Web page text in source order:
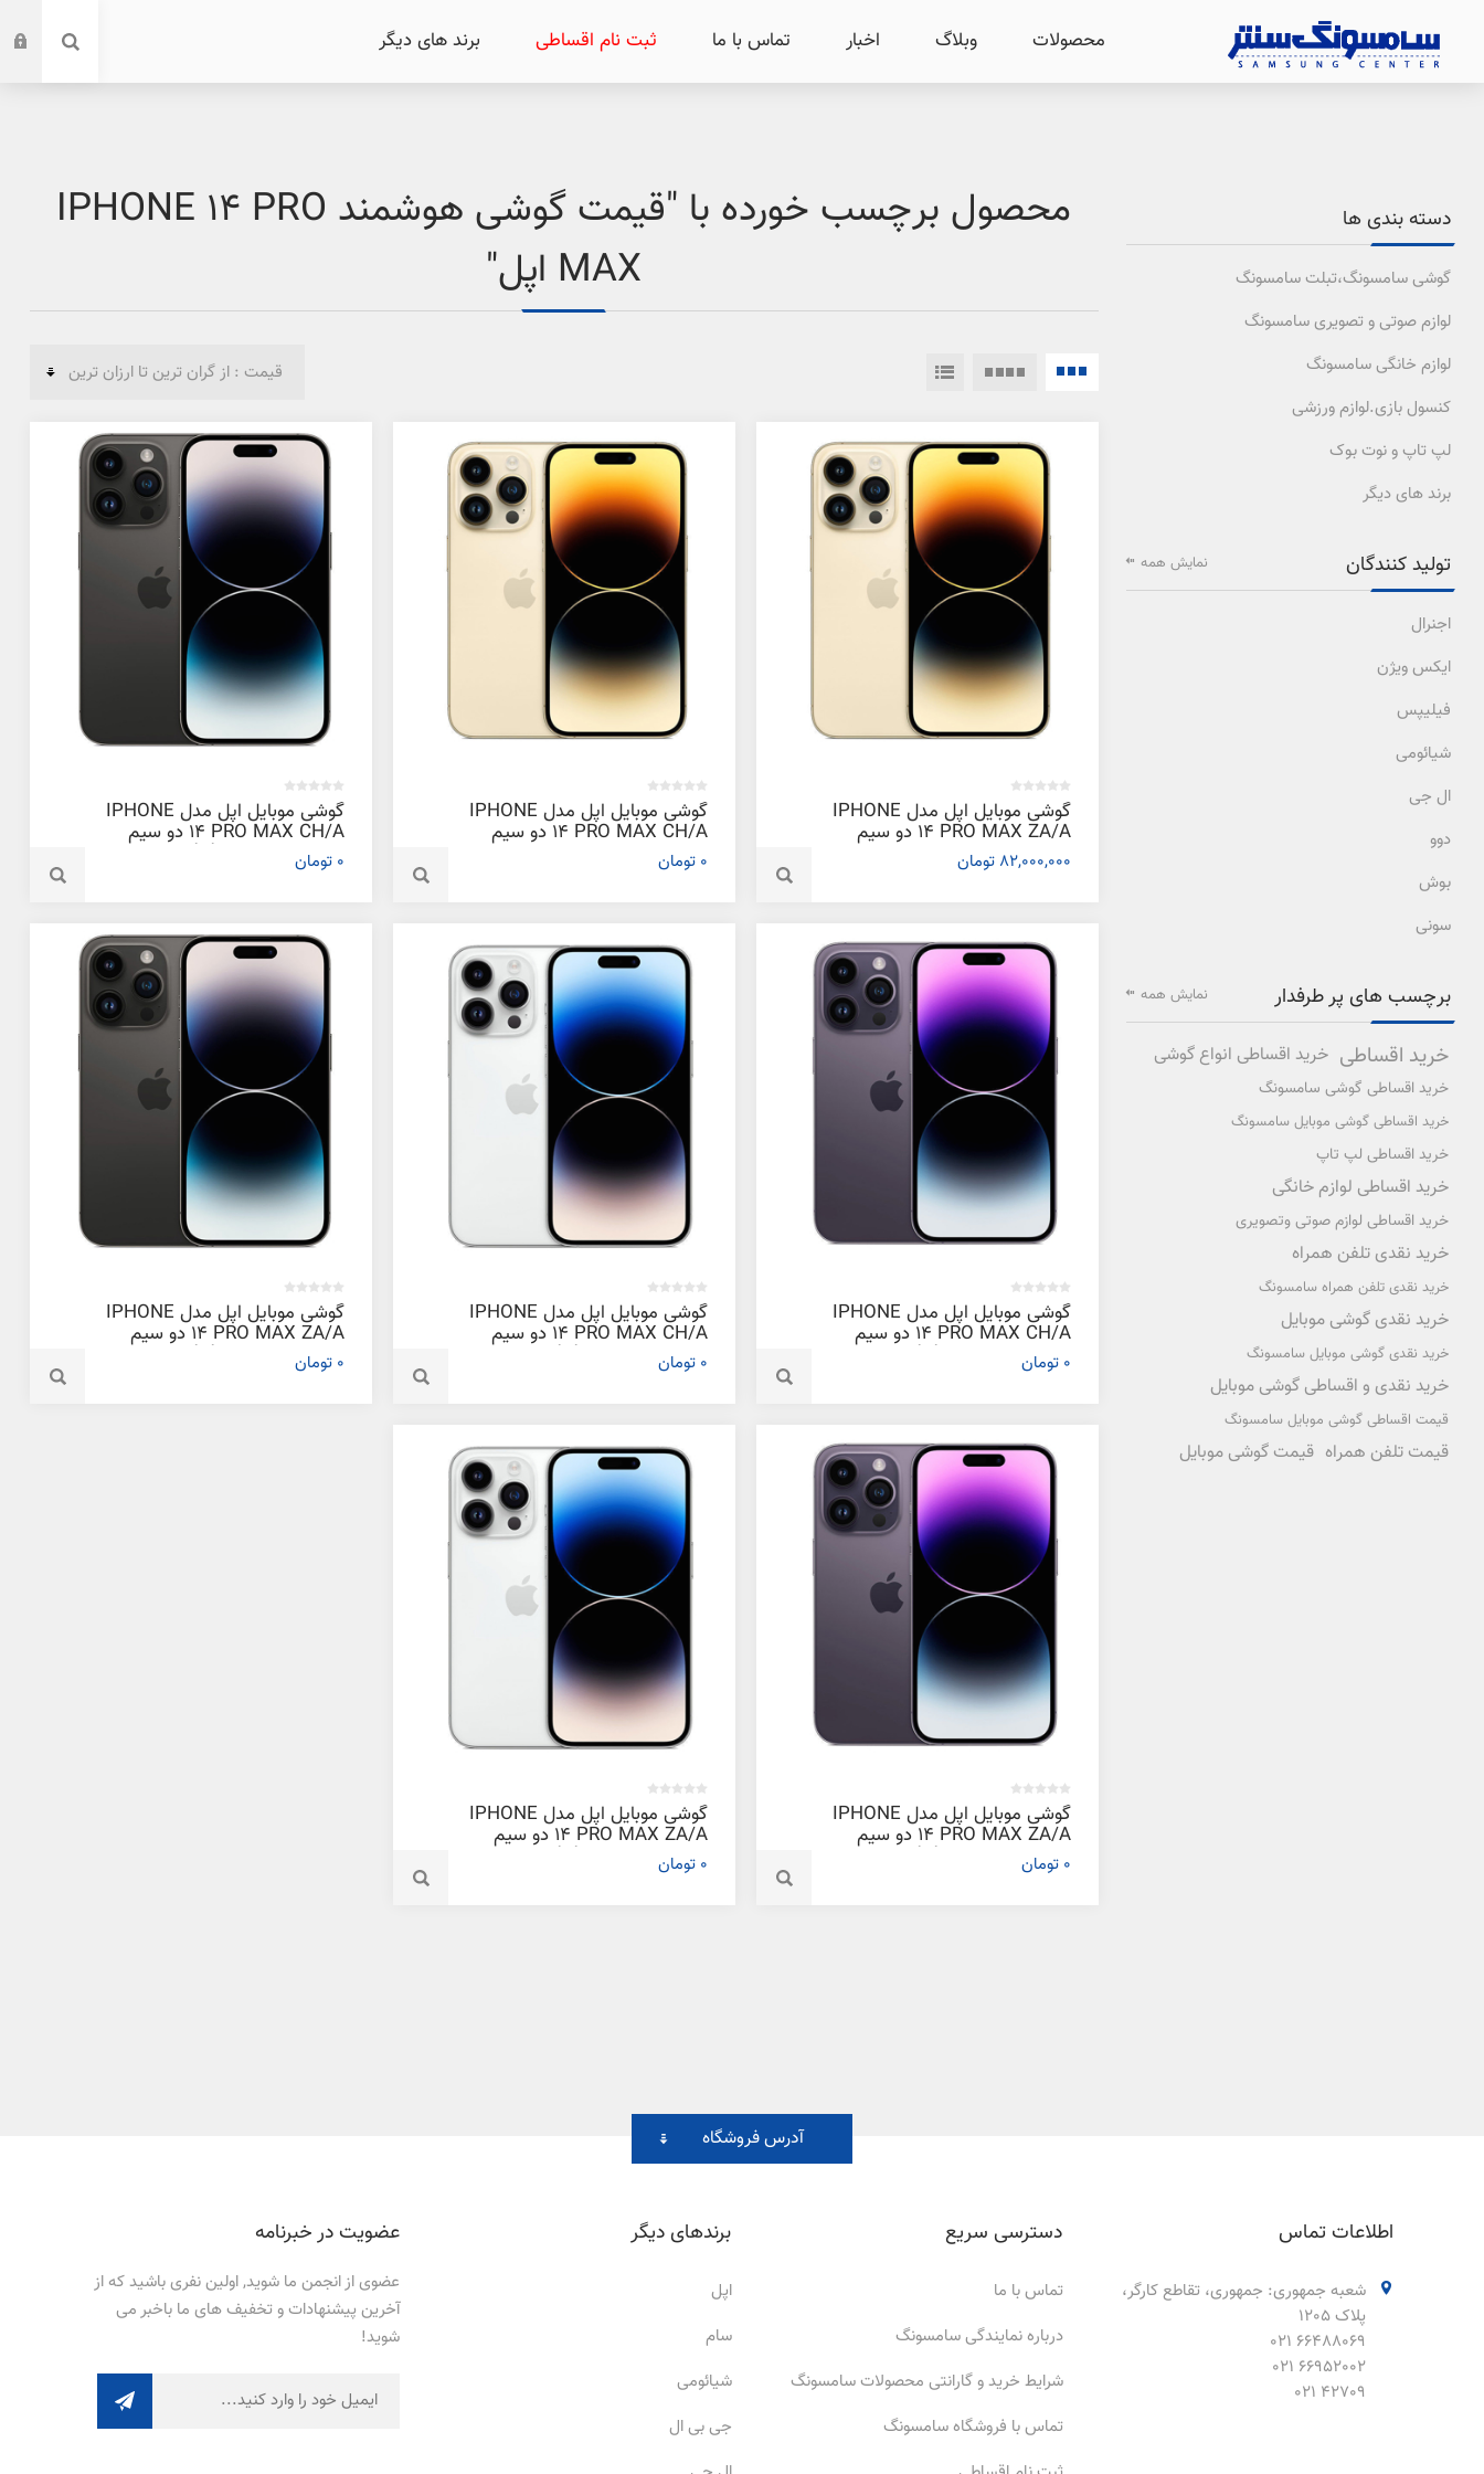
محصولات وبلاگ اخبار تماس با ما ثبت نام اقساطی برند های دیگر
محصول برچسب خورده با "قیمت گوشی هوشمند IPHONE 14 PRO
MAX اپل"
گوشی موبایل اپل مدل IPHONE
14 PRO MAX ZA/A دو سیم‌
کارت ظرفیت 1 ترابایت و رم 6
گیگابایت
82,000,000 تومان
گوشی موبایل اپل مدل IPHONE
14 PRO MAX CH/A دو سیم‌
گیگابایت0 تومان
گوشی موبایل اپل مدل IPHONE
14 PRO MAX CH/A دو سیم‌
گیگابایت0 تومان
گوشی موبایل اپل مدل IPHONE
14 PRO MAX CH/A دو سیم‌
گیگابایت0 تومان
گوشی موبایل اپل مدل IPHONE
14 PRO MAX CH/A دو سیم‌
گیگابایت0 تومان
گوشی موبایل اپل مدل IPHONE
14 PRO MAX ZA/A دو سیم‌
گیگابایت0 تومان
گوشی موبایل اپل مدل IPHONE
14 PRO MAX ZA/A دو سیم‌
گیگابایت0 تومان
گوشی موبایل اپل مدل IPHONE
14 PRO MAX ZA/A دو سیم‌
گیگابایت0 تومان
دسته بندی ها
گوشی سامسونگ،تبلت سامسونگ
لوازم صوتی و تصویری سامسونگ
لوازم خانگی سامسونگ
کنسول بازی.لوازم ورزشی
لپ تاپ و نوت بوک
برند های دیگر
تولید کنندگان
اجنرال
ایکس ویژن
فیلیپس
شیائومی
ال جی
دوو
بوش
سونی
نمایش همه
برچسب های پر طرفدار
خرید اقساطی خرید اقساطی انواع گوشی
خرید اقساطی گوشی سامسونگ
خرید اقساطی گوشی موبایل سامسونگ
خرید اقساطی لپ تاپ
خرید اقساطی لوازم خانگی
خرید اقساطی لوازم صوتی وتصویری
خرید نقدی تلفن همراه
خرید نقدی تلفن همراه سامسونگ
خرید نقدی گوشی موبایل
خرید نقدی گوشی موبایل سامسونگ
خرید نقدی و اقساطی گوشی موبایل
قیمت اقساطی گوشی موبایل سامسونگ
قیمت تلفن همراه قیمت گوشی موبایل
نمایش همه
آدرس فروشگاه
اطلاعات تماس
شعبه جمهوری: جمهوری، تقاطع کارگر،
پلاک 1205
66488069 021
66952002 021
42709 021
دسترسی سریع
تماس با ما
درباره نمایندگی سامسونگ
شرایط خرید و گارانتی محصولات سامسونگ
تماس با فروشگاه سامسونگ
برندهای دیگر
اپل
سام
شیائومی
جی بی ال
عضویت در خبرنامه
عضوی از انجمن ما شوید, اولین نفری باشید که از
آخرین پیشنهادات و تخفیف های ما باخبر می
شوید!